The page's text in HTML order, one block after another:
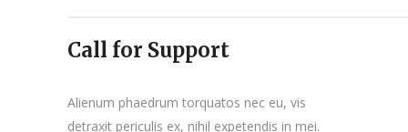
Call for Support
Alienum phaedrum torquatos nec eu, vis
detraxit periculis ex, nihil expetendis in mei.